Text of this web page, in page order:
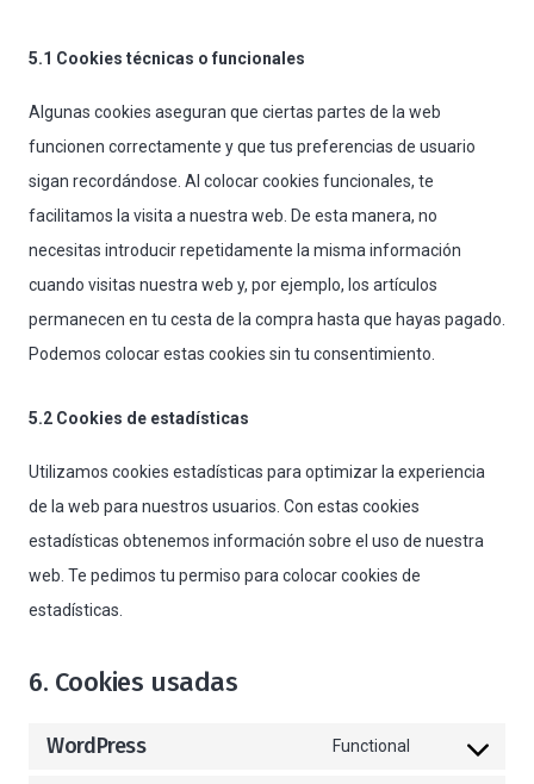
5.1 Cookies técnicas o funcionales
Algunas cookies aseguran que ciertas partes de la web
funcionen correctamente y que tus preferencias de usuario
sigan recordándose. Al colocar cookies funcionales, te
facilitamos la visita a nuestra web. De esta manera, no
necesitas introducir repetidamente la misma información
cuando visitas nuestra web y, por ejemplo, los artículos
permanecen en tu cesta de la compra hasta que hayas pagado.
Podemos colocar estas cookies sin tu consentimiento.
5.2 Cookies de estadísticas
Utilizamos cookies estadísticas para optimizar la experiencia
de la web para nuestros usuarios. Con estas cookies
estadísticas obtenemos información sobre el uso de nuestra
web. Te pedimos tu permiso para colocar cookies de
estadísticas.
6. Cookies usadas
WordPress
Functional
Consent